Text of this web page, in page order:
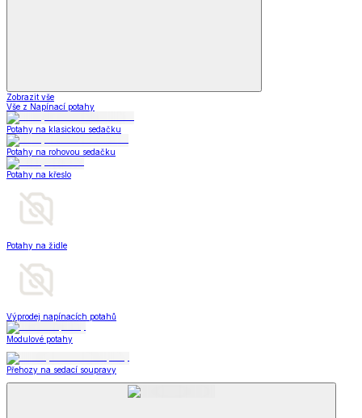
Zobrazit vše
Vše z Napínací potahy
Potahy na klasickou sedačku
Potahy na rohovou sedačku
Potahy na křeslo
Potahy na židle
Výprodej napínacích potahů
Modulové potahy
Přehozy na sedací soupravy